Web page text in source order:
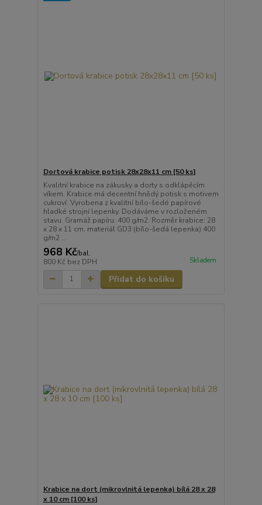
Dortová krabice potisk 28x28x11 cm [50 ks]
Kvalitní krabice na zákusky a dorty s odklápěcím
víkem. Krabice má decentní hnědý potisk s motivem
cukroví. Vyrobena z kvalitní bílo-šedé papírové
hladké strojní lepenky. Dodáváme v rozloženém
stavu. Gramáž papíru: 400 g/m2. Rozměr krabice: 28
x 28 x 11 cm, materiál GD3 (bílo-šedá lepenka) 400
g/m2 ...
968 Kč/bal.
800 Kč bez DPH Skladem
Přidat do košíku
Krabice na dort (mikrovlnitá lepenka) bílá 28 x 28
x 10 cm [100 ks]